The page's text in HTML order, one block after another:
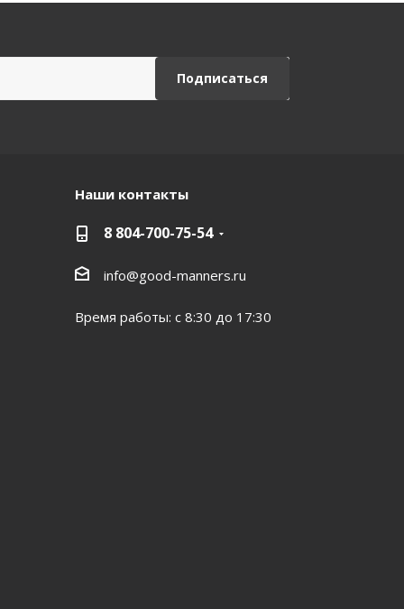
Наши контакты
8 804-700-75-54
info@good-manners.ru
Время работы: с 8:30 до 17:30